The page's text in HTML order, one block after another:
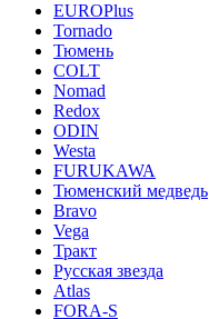
EUROPlus
Tornado
Тюмень
COLT
Nomad
Redox
ODIN
Westa
FURUKAWA
Тюменский медведь
Bravo
Vega
Тракт
Русская звезда
Atlas
FORA-S